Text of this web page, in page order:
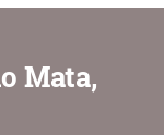
Mata,